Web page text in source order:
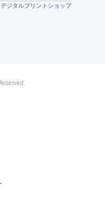
デジタルプリントショップ